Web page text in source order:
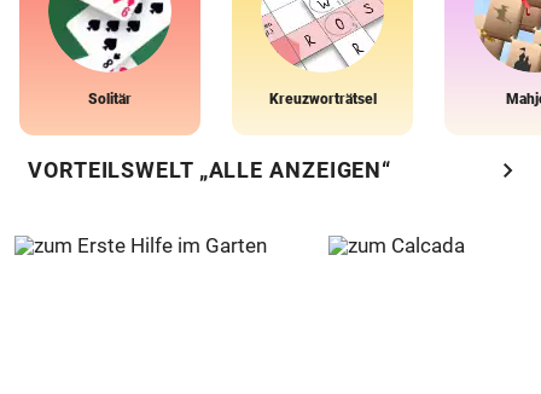
Solitär Kreuzworträtsel
VORTEILSWELT „ALLE ANZEIGEN“ chevron_right